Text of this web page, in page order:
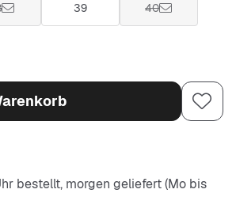
39 40
bestellt, morgen geliefert (Mo bis